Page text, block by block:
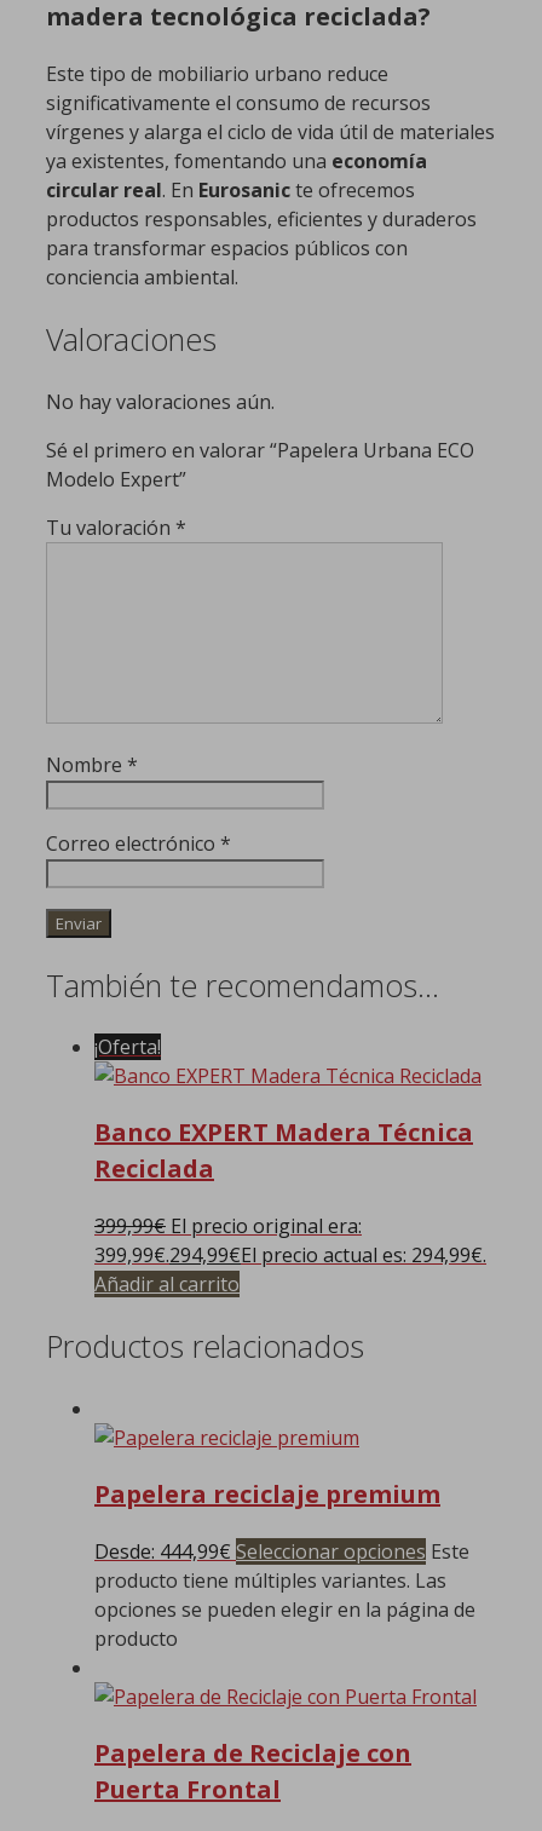
madera tecnológica reciclada?
Este tipo de mobiliario urbano reduce
significativamente el consumo de recursos
vírgenes y alarga el ciclo de vida útil de materiales
ya existentes, fomentando una economía
circular real. En Eurosanicte ofrecemos
productos responsables, eficientes y duraderos
para transformar espacios públicos con
conciencia ambiental.
Valoraciones
No hay valoraciones aún.
Sé el primero en valorar “Papelera Urbana ECO
Modelo Expert”
Tu valoración *
Nombre *
Correo electrónico *
También te recomendamos…
¡Oferta!
Banco EXPERT Madera Técnica
Reciclada
399,99€ El precio original era:
399,99€.294,99€El precio actual es: 294,99€.
Añadir al carrito
Productos relacionados
Papelera reciclaje premium
Desde: 444,99€ Seleccionar opciones Este
producto tiene múltiples variantes. Las
opciones se pueden elegir en la página de
producto
Papelera de Reciclaje con
Puerta Frontal